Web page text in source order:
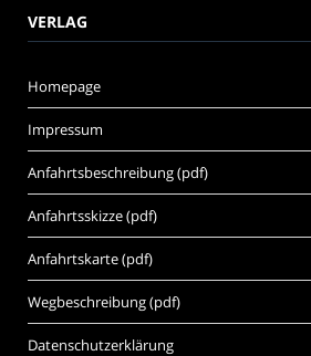
VERLAG
Homepage
Impressum
Anfahrtsbeschreibung (pdf)
Anfahrtsskizze (pdf)
Anfahrtskarte (pdf)
Wegbeschreibung (pdf)
Datenschutzerklärung